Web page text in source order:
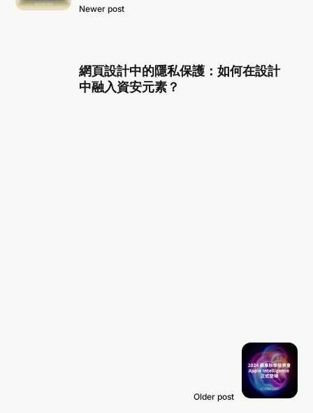
Newer post
網頁設計中的隱私保護：如何在設計
中融入資安元素？
Older post